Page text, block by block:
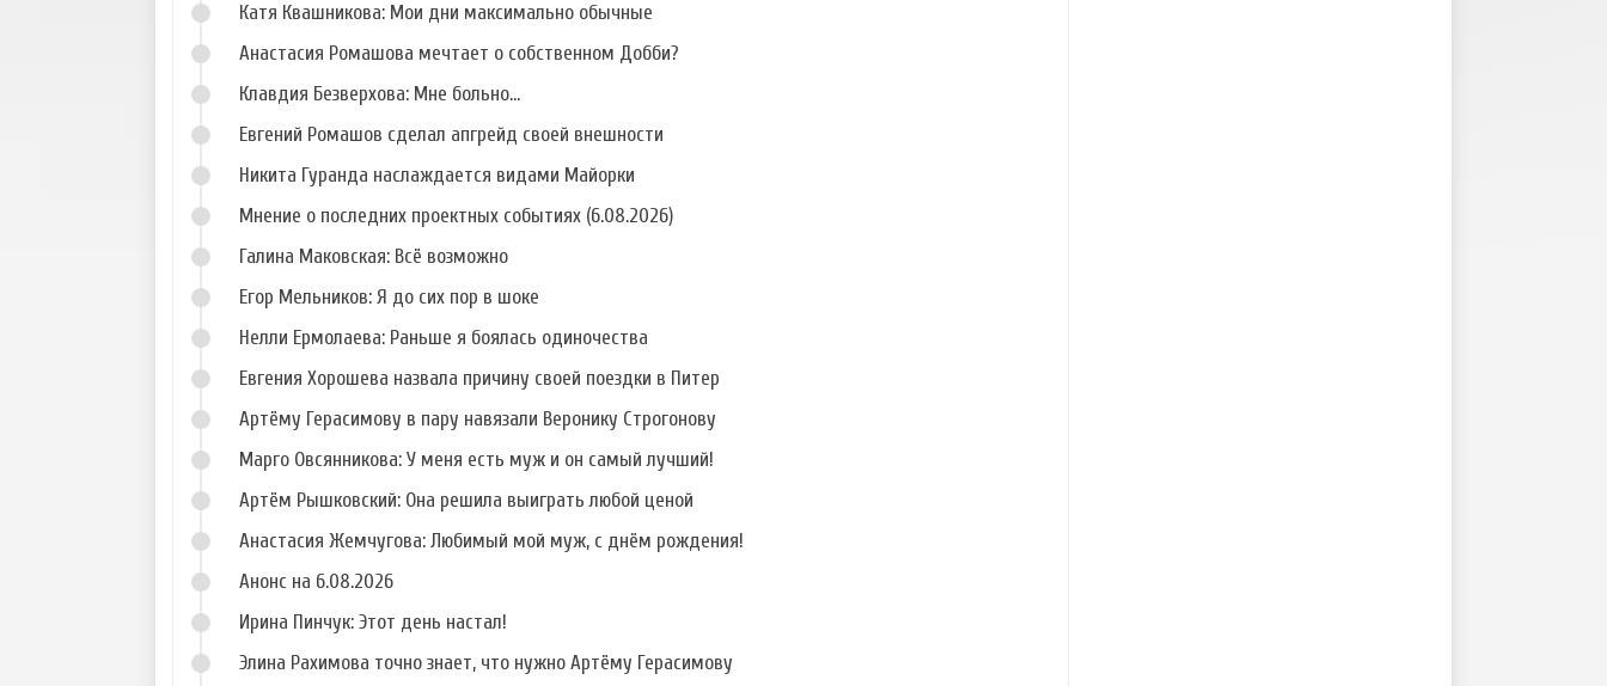
Фото Рустама
Калганова
Фото Анатолия
Лакуцина
Фото Дарьи
Вергуновой
Катя Квашникова: Мои дни максимально обычные
Анастасия Ромашова мечтает о собственном Добби?
Клавдия Безверхова: Мне больно...
Евгений Ромашов сделал апгрейд своей внешности
Никита Гуранда наслаждается видами Майорки
Мнение о последних проектных событиях (6.08.2026)
Галина Маковская: Всё возможно
Егор Мельников: Я до сих пор в шоке
Нелли Ермолаева: Раньше я боялась одиночества
Евгения Хорошева назвала причину своей поездки в Питер
Артёму Герасимову в пару навязали Веронику Строгонову
Марго Овсянникова: У меня есть муж и он самый лучший!
Артём Рышковский: Она решила выиграть любой ценой
Анастасия Жемчугова: Любимый мой муж, с днём рождения!
Анонс на 6.08.2026
Ирина Пинчук: Этот день настал!
Элина Рахимова точно знает, что нужно Артёму Герасимову